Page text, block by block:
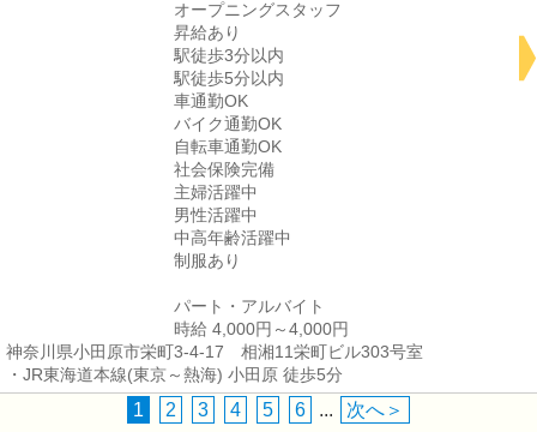
オープニングスタッフ
昇給あり
駅徒歩3分以内
駅徒歩5分以内
車通勤OK
バイク通勤OK
自転車通勤OK
社会保険完備
主婦活躍中
男性活躍中
中高年齢活躍中
制服あり
パート・アルバイト
時給 4,000円～4,000円
神奈川県小田原市栄町3-4-17 相湘11栄町ビル303号室
・JR東海道本線(東京～熱海) 小田原 徒歩5分
1 2 3 4 5 6 ... 次へ＞